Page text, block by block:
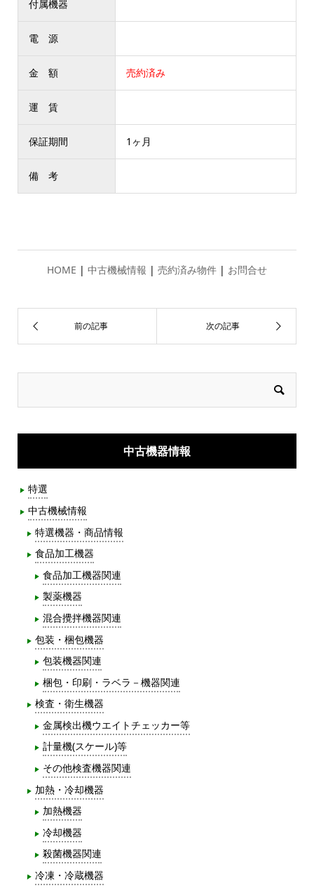
付属機器
電 源
金 額 売約済み
運 賃
保証期間 1ヶ月
備 考
HOME | 中古機械情報 | 売約済み物件 | お問合せ
中古機器情報
特選
中古機械情報
特選機器・商品情報
食品加工機器
食品加工機器関連
製薬機器
混合攪拌機器関連
包装・梱包機器
包装機器関連
梱包・印刷・ラベラ－機器関連
検査・衛生機器
金属検出機ウエイトチェッカー等
計量機(スケール)等
その他検査機器関連
加熱・冷却機器
加熱機器
冷却機器
殺菌機器関連
冷凍・冷蔵機器